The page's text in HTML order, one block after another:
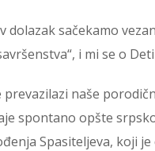
dolazak sačekamo
i mi se o
prevazilazi naše
spontano opšte
Spasiteljeva, koji